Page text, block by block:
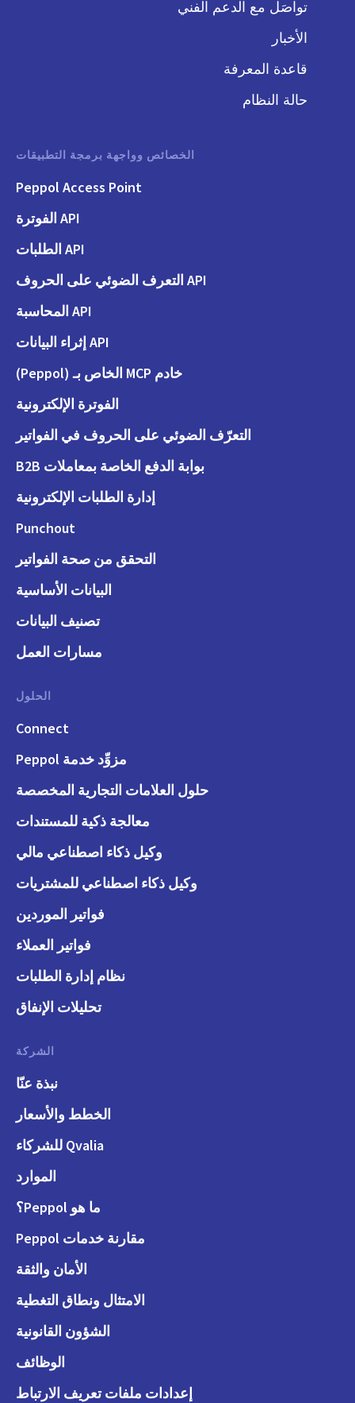
تواصَل مع الدعم الفني
الأخبار
قاعدة المعرفة
حالة النظام
الخصائص وواجهة برمجة التطبيقات
Peppol Access Point
API الفوترة
API الطلبات
API التعرف الضوئي على الحروف
API المحاسبة
API إثراء البيانات
خادم MCP الخاص بـ (Peppol)
الفوترة الإلكترونية
التعرّف الضوئي على الحروف في الفواتير
بوابة الدفع الخاصة بمعاملات B2B
إدارة الطلبات الإلكترونية
Punchout
التحقق من صحة الفواتير
البيانات الأساسية
تصنيف البيانات
مسارات العمل
الحلول
Connect
مزوِّد خدمة Peppol
حلول العلامات التجارية المخصصة
معالجة ذكية للمستندات
وكيل ذكاء اصطناعي مالي
وكيل ذكاء اصطناعي للمشتريات
فواتير الموردين
فواتير العملاء
نظام إدارة الطلبات
تحليلات الإنفاق
الشركة
نبذة عنّا
الخطط والأسعار
Qvalia للشركاء
الموارد
ما هو Peppol؟
مقارنة خدمات Peppol
الأمان والثقة
الامتثال ونطاق التغطية
الشؤون القانونية
الوظائف
إعدادات ملفات تعريف الارتباط